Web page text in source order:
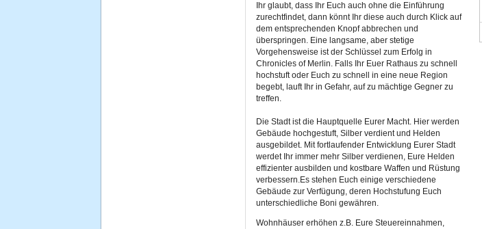
Ihr glaubt, dass Ihr Euch auch ohne die Einführung
zurechtfindet, dann könnt Ihr diese auch durch Klick auf
dem entsprechenden Knopf abbrechen und
überspringen. Eine langsame, aber stetige
Vorgehensweise ist der Schlüssel zum Erfolg in
Chronicles of Merlin. Falls Ihr Euer Rathaus zu schnell
hochstuft oder Euch zu schnell in eine neue Region
begebt, lauft Ihr in Gefahr, auf zu mächtige Gegner zu
treffen.
Die Stadt ist die Hauptquelle Eurer Macht. Hier werden
Gebäude hochgestuft, Silber verdient und Helden
ausgebildet. Mit fortlaufender Entwicklung Eurer Stadt
werdet Ihr immer mehr Silber verdienen, Eure Helden
effizienter ausbilden und kostbare Waffen und Rüstung
verbessern.Es stehen Euch einige verschiedene
Gebäude zur Verfügung, deren Hochstufung Euch
unterschiedliche Boni gewähren.
Wohnhäuser erhöhen z.B. Eure Steuereinnahmen,